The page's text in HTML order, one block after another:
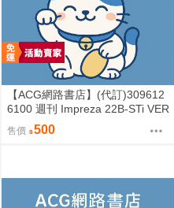
【ACG網路書店】(代訂)309612
6100 週刊 Impreza 22B-STi VER
SION をつくる (8)
售價 500